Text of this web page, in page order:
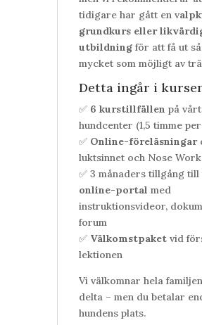
tidigare har gått en v
grundkurs eller
utbildningför att få ut så
mycket som möjligt av
Detta ingår i
✅ 6 kurstillfällen på vårt
hundcenter (1,5 timme
✅ Online-föreläsningar
luktsinnet och Nose Work
✅ 3 månaders tillgång till
online-portal med
instruktionsvideor,
forum
✅ Välkomstpaketvid
lektionen
Vi välkomnar hela
delta – men du betalar
hundens plats.